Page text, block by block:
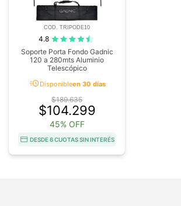
COD. TRIPODE10
4.8
Soporte Porta Fondo Gadnic
120 a 280mts Aluminio
Telescópico
acuteDisponibleen 30 días
$189.635
$104.299
45% OFF
DESDE 6 CUOTAS SIN INTERÉS